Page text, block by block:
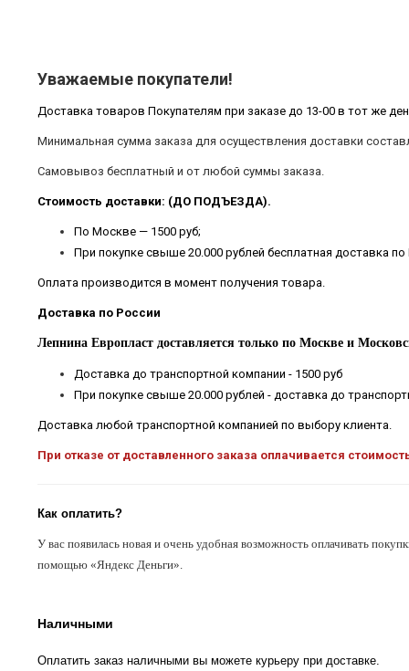
Уважаемые покупатели!
Доставка товаров Покупателям при заказе до 13-00 в тот же
Минимальная сумма заказа для осуществления доставки
Самовывоз бесплатный и от любой суммы заказа.
Стоимость доставки: (ДО ПОДЪЕЗДА).
По Москве — 1500 руб;
При покупке свыше 20.000 рублей бесплатная доставка
Оплата производится в момент получения товара.
Доставка по России
Лепнина Европласт доставляется только по Москве и
Доставка до транспортной компании - 1500 руб
При покупке свыше 20.000 рублей - доставка до
Доставка любой транспортной компанией по выбору клиента.
При отказе от доставленного заказа оплачивается
Как оплатить?
У вас появилась новая и очень удобная возможность оплачивать
помощью «Яндекс Деньги».
Наличными
Оплатить заказ наличными вы можете курьеру при доставке.